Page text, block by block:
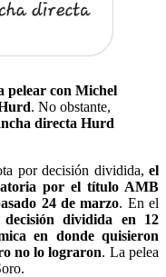
pelear con Michel
. No obstante,
directa Hurd
por decisión dividida, el
por el título AMB
24 de marzo. En el
dividida en 12
en donde quisieron
no lo lograron. La pelea